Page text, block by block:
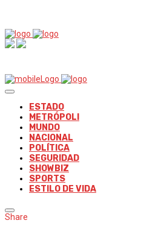
ESTADO
METRÓPOLI
MUNDO
NACIONAL
POLÍTICA
SEGURIDAD
SHOWBIZ
SPORTS
ESTILO DE VIDA
Share